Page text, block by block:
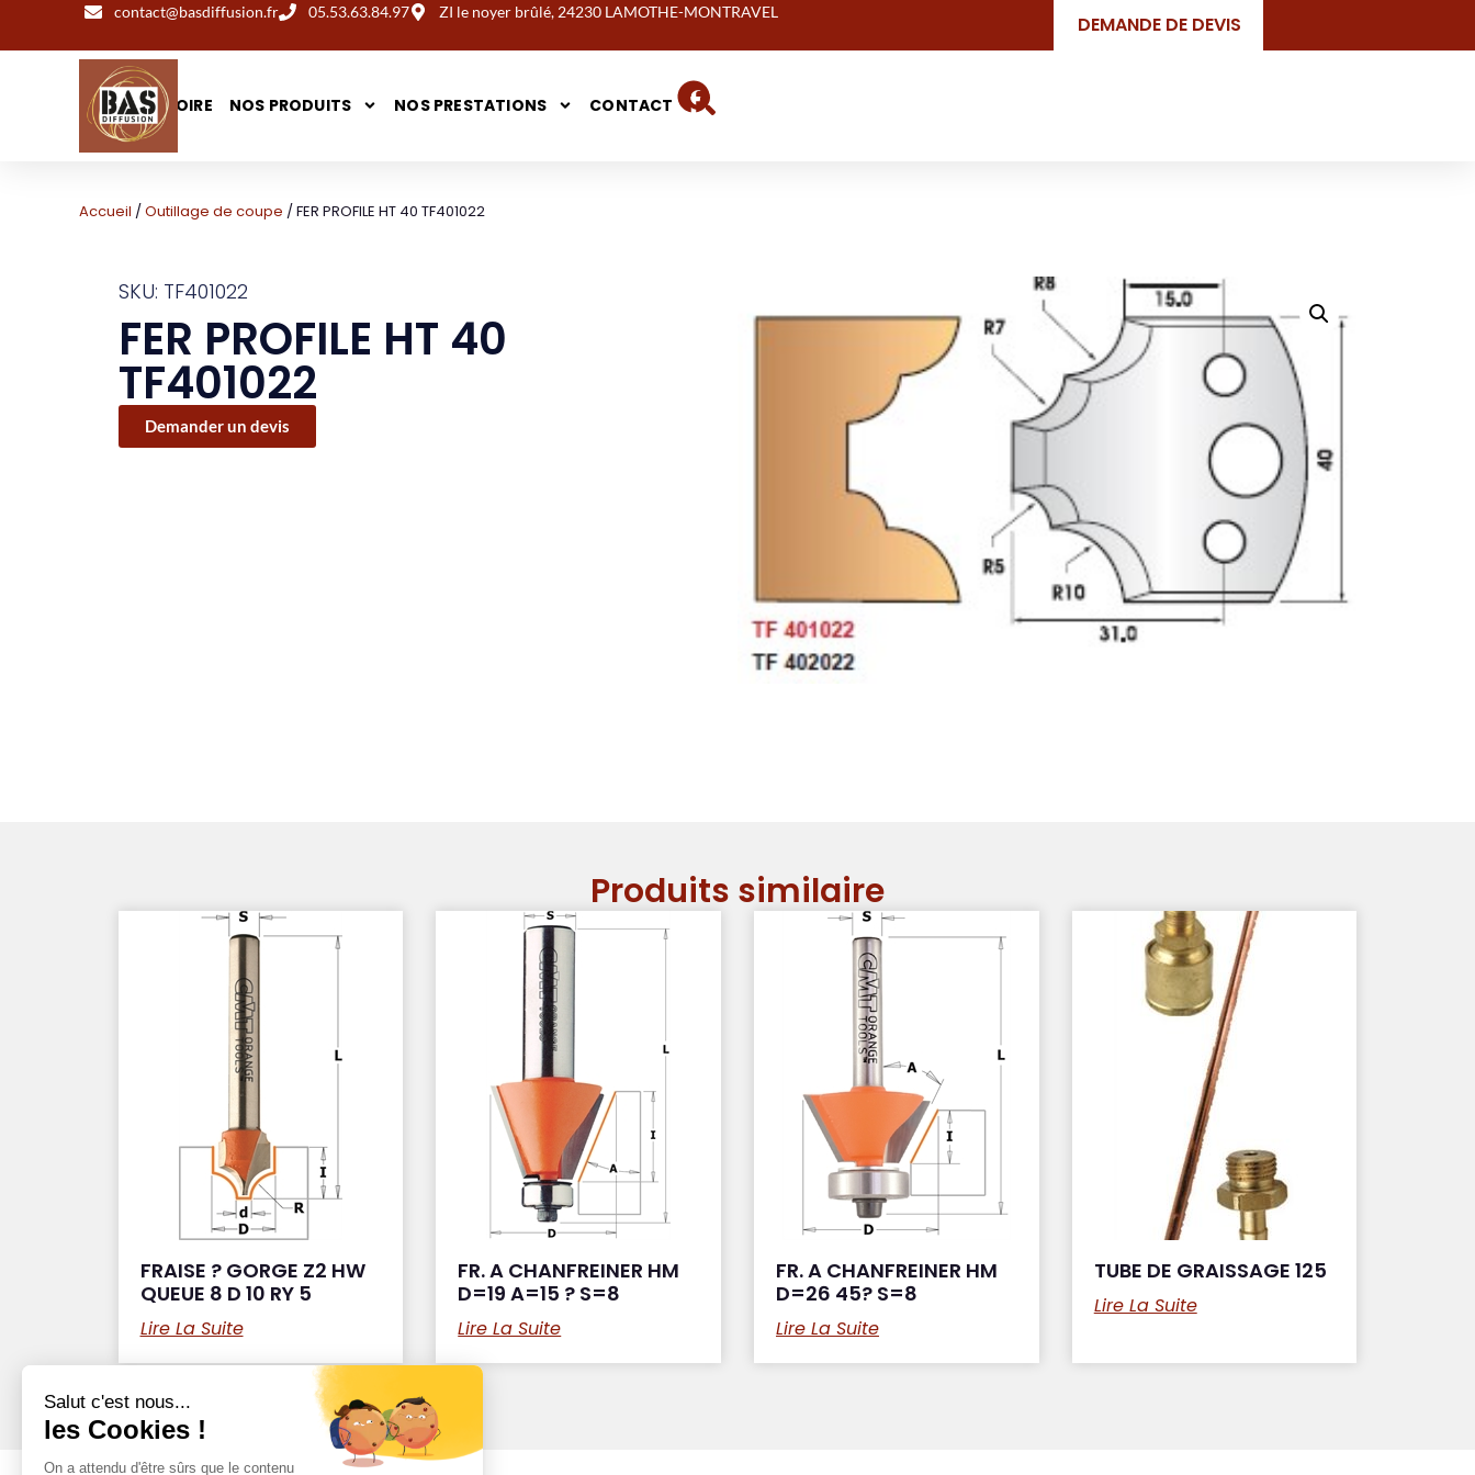
contact@basdiffusion.fr 05.53.63.84.97 ZI le noyer brûlé, 24230 LAMOTHE-MONTRAVEL
DEMANDE DE DEVIS
NOTRE HISTOIRE NOS PRODUITS NOS PRESTATIONS CONTACT
Accueil / Outillage de coupe / FER PROFILE HT 40 TF401022
SKU: TF401022
FER PROFILE HT 40
TF401022
Demander un devis
Produits similaire
FRAISE ? GORGE Z2 HW
QUEUE 8 D 10 RY 5
Lire La Suite
FR. A CHANFREINER HM
D=19 A=15 ? S=8
Lire La Suite
FR. A CHANFREINER HM
D=26 45? S=8
Lire La Suite
TUBE DE GRAISSAGE 125
Lire La Suite